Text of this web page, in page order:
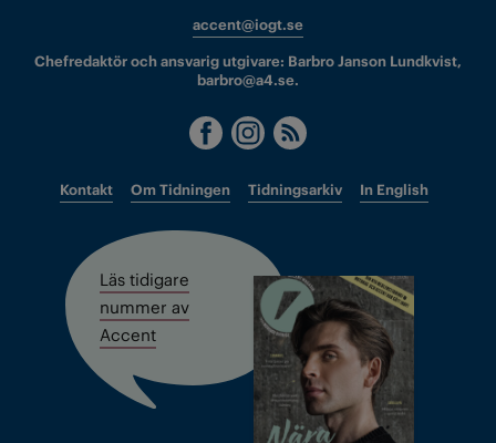
accent@iogt.se
Chefredaktör och ansvarig utgivare: Barbro Janson Lundkvist,
barbro@a4.se.
Kontakt Om Tidningen Tidningsarkiv In English
Läs tidigare
nummer av
Accent